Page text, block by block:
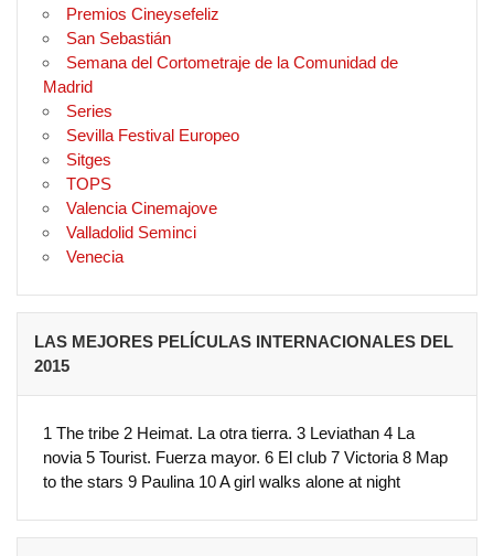
Premios Cineysefeliz
San Sebastián
Semana del Cortometraje de la Comunidad de
Madrid
Series
Sevilla Festival Europeo
Sitges
TOPS
Valencia Cinemajove
Valladolid Seminci
Venecia
LAS MEJORES PELÍCULAS INTERNACIONALES DEL
2015
1 The tribe 2 Heimat. La otra tierra. 3 Leviathan 4 La
novia 5 Tourist. Fuerza mayor. 6 El club 7 Victoria 8 Map
to the stars 9 Paulina 10 A girl walks alone at night